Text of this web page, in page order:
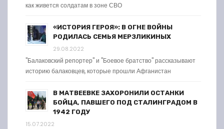
как живется солдатам в зоне СВО
«ИСТОРИЯ ГЕРОЯ»: В ОГНЕ ВОЙНЫ
РОДИЛАСЬ СЕМЬЯ МЕРЗЛИКИНЫХ
29.08.2022
"Балаковский репортер" и "Боевое братство" рассказывают
историю балаковцев, которые прошли Афганистан
В МАТВЕЕВКЕ ЗАХОРОНИЛИ ОСТАНКИ
БОЙЦА, ПАВШЕГО ПОД СТАЛИНГРАДОМ В
1942 ГОДУ
15.07.2022